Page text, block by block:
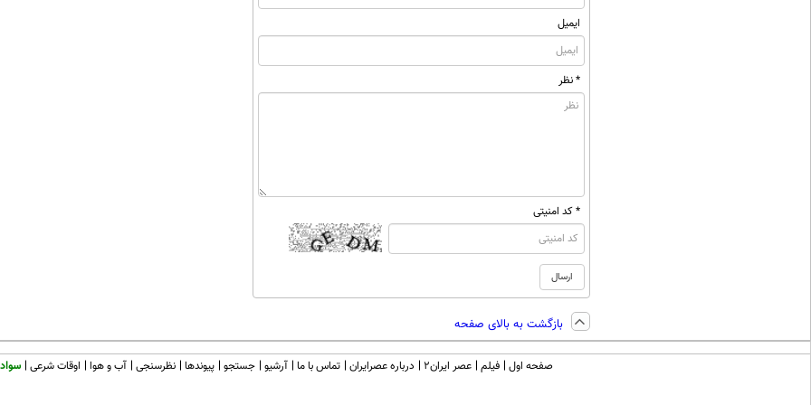
ایمیل
* نظر
* کد امنیتی
بازگشت به بالای صفحه
صفحه اول فیلم عصر ایران۲ درباره عصرایران تماس با ما آرشیو جستجو پیوندها نظرسنجی آب و هوا اوقات شرعی